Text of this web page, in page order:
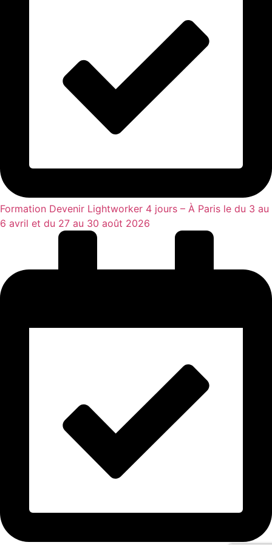
Formation Devenir Lightworker 4 jours – À Paris le du 3 au
6 avril et du 27 au 30 août 2026